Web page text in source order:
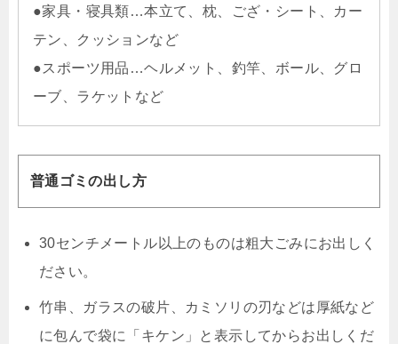
●家具・寝具類…本立て、枕、ござ・シート、カー
テン、クッションなど
●スポーツ用品…ヘルメット、釣竿、ボール、グロ
ーブ、ラケットなど
普通ゴミの出し方
30センチメートル以上のものは粗大ごみにお出しく
ださい。
竹串、ガラスの破片、カミソリの刃などは厚紙など
に包んで袋に「キケン」と表示してからお出しくだ